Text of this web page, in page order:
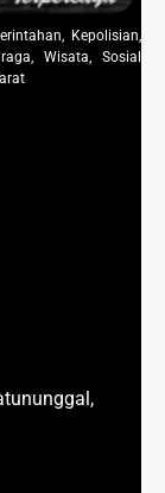
Kepolisian,
Wisata, Sosial